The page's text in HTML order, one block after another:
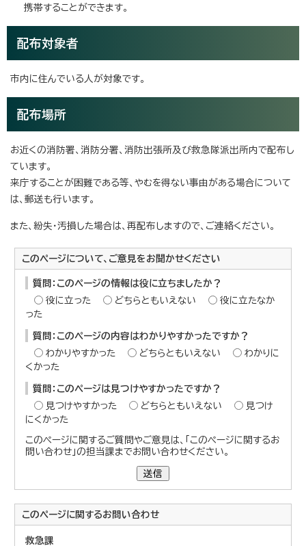
携帯することができます。
配布対象者
市内に住んでいる人が対象です。
配布場所
お近くの消防署、消防分署、消防出張所及び救急隊派出所内で配布し
ています。
来庁することが困難である等、やむを得ない事由がある場合について
は、郵送も行います。
また、紛失・汚損した場合は、再配布しますので、ご連絡ください。
このページについて、ご意見をお聞かせください
質問：このページの情報は役に立ちましたか？
役に立った
どちらともいえない
役に立たなか
った
質問：このページの内容はわかりやすかったですか？
わかりやすかった
どちらともいえない
わかりに
くかった
質問：このページは見つけやすかったですか？
見つけやすかった
どちらともいえない
見つけ
にくかった
このページに関するご質問やご意見は、「このページに関するお
問い合わせ」の担当課までお問い合わせください。
送信
このページに関するお問い合わせ
救急課